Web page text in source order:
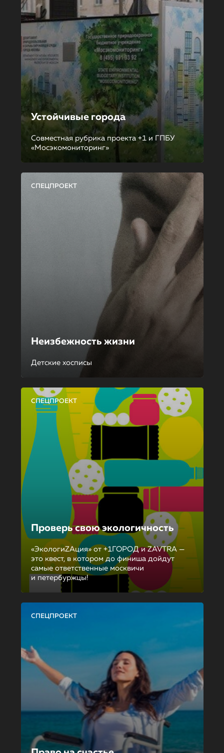
Устойчивые города
Совместная рубрика проекта +1 и ГПБУ
«Мосэкомониторинг»
СПЕЦПРОЕКТ
Неизбежность жизни
Детские хосписы
СПЕЦПРОЕКТ
Проверь свою экологичность
«ЭкологиZAция» от +1ГОРОД и ZAVTRA —
это квест, в котором до финиша дойдут
самые ответственные москвичи
и петербуржцы!
СПЕЦПРОЕКТ